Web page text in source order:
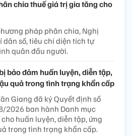
chia thuế giá trị gia tăng cho
pháp phân chia, Nghị
số, tiêu chí diện tích tự
quân đầu người.
bảo đảm huấn luyện, diễn tập,
quả trong tình trạng khẩn cấp
Giang đã ký Quyết định số
2026 ban hành Danh mục
huấn luyện, diễn tập, ứng
trong tình trạng khẩn cấp.